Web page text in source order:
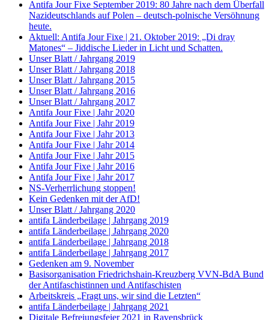
Antifa Jour Fixe September 2019: 80 Jahre nach dem Überfall
Nazideutschlands auf Polen – deutsch-polnische Versöhnung
heute.
Aktuell: Antifa Jour Fixe | 21. Oktober 2019: „Di dray
Matones“ – Jiddische Lieder in Licht und Schatten.
Unser Blatt / Jahrgang 2019
Unser Blatt / Jahrgang 2018
Unser Blatt / Jahrgang 2015
Unser Blatt / Jahrgang 2016
Unser Blatt / Jahrgang 2017
Antifa Jour Fixe | Jahr 2020
Antifa Jour Fixe | Jahr 2019
Antifa Jour Fixe | Jahr 2013
Antifa Jour Fixe | Jahr 2014
Antifa Jour Fixe | Jahr 2015
Antifa Jour Fixe | Jahr 2016
Antifa Jour Fixe | Jahr 2017
NS-Verherrlichung stoppen!
Kein Gedenken mit der AfD!
Unser Blatt / Jahrgang 2020
antifa Länderbeilage | Jahrgang 2019
antifa Länderbeilage | Jahrgang 2020
antifa Länderbeilage | Jahrgang 2018
antifa Länderbeilage | Jahrgang 2017
Gedenken am 9. November
Basisorganisation Friedrichshain-Kreuzberg VVN-BdA Bund
der Antifaschistinnen und Antifaschisten
Arbeitskreis „Fragt uns, wir sind die Letzten“
antifa Länderbeilage | Jahrgang 2021
Digitale Befreiungsfeier 2021 in Ravensbrück